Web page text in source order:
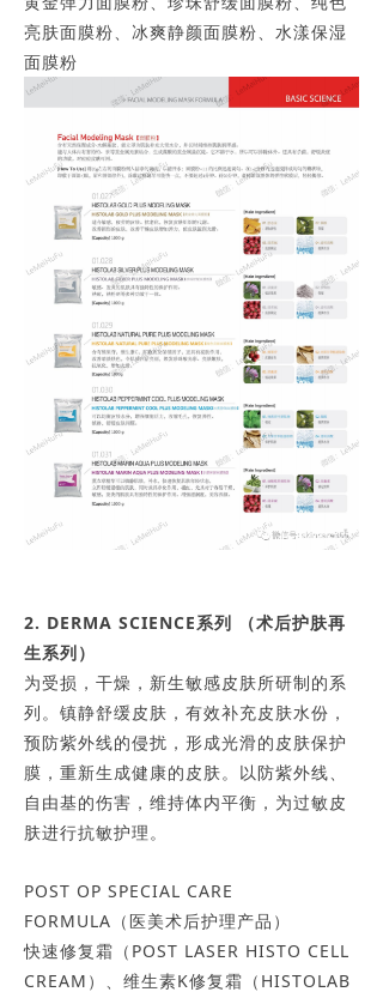
亮肤面膜粉、冰爽静颜面膜粉、水漾保湿
面膜粉
2. DERMA SCIENCE系列 （术后护肤再
生系列）
为受损，干燥，新生敏感皮肤所研制的系
列。镇静舒缓皮肤，有效补充皮肤水份，
预防紫外线的侵扰，形成光滑的皮肤保护
膜，重新生成健康的皮肤。以防紫外线、
自由基的伤害，维持体内平衡，为过敏皮
肤进行抗敏护理。
POST OP SPECIAL CARE
FORMULA（医美术后护理产品）
快速修复霜（POST LASER HISTO CELL
CREAM）、维生素K修复霜（HISTOLAB